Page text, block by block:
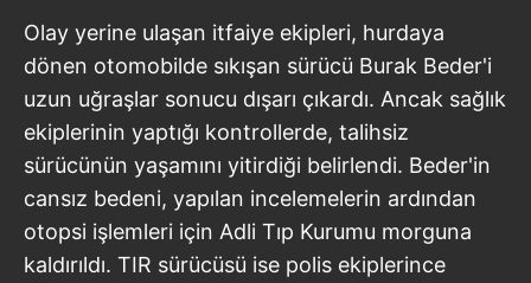
Olay yerine ulaşan itfaiye ekipleri, hurdaya
dönen otomobilde sıkışan sürücü Burak Beder'i
uzun uğraşlar sonucu dışarı çıkardı. Ancak sağlık
ekiplerinin yaptığı kontrollerde, talihsiz
sürücünün yaşamını yitirdiği belirlendi. Beder'in
cansız bedeni, yapılan incelemelerin ardından
otopsi işlemleri için Adli Tıp Kurumu morguna
kaldırıldı. TIR sürücüsü ise polis ekiplerince